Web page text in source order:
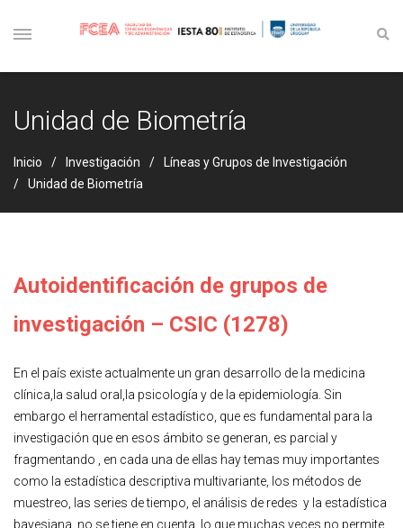
Unidad de Biometría
Inicio Investigación
Líneas y Grupos de Investigación
Unidad de Biometría
Autoidentificación de grupos de
investigación – CSIC (1278)
En el país existe actualmente un gran desarrollo de la medicina
clínica,la salud oral,la psicología y de la epidemiología. Sin
embargo el herramental estadístico, que es fundamental para la
investigación que en esos ámbito se generan, es parcial y
fragmentando , en cada una de ellas hay temas muy importantes
como la estadística descriptiva multivariante, los métodos de
muestreo, las series de tiempo, el análisis de redes y la estadística
bayesiana, no se tiene en cuenta, lo que muchas veces no permite